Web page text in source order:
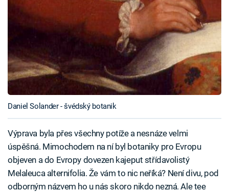
Daniel Solander - švédský botanik
Výprava byla přes všechny potíže a nesnáze velmi
úspěšná. Mimochodem na ní byl botaniky pro Evropu
objeven a do Evropy dovezen kajeput střídavolistý
Melaleuca alternifolia. Že vám to nic neříká? Není divu, pod
odborným názvem ho u nás skoro nikdo nezná. Ale tee